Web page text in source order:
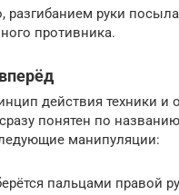
разгибанием руки
противника.
действия техники и
понятен по
манипуляции:
пальцами правой